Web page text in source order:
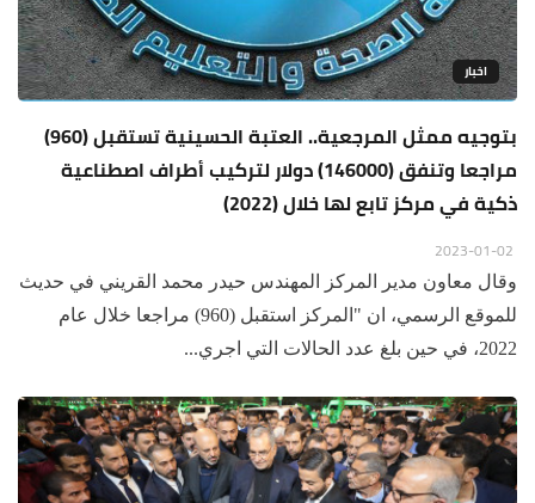
اخبار
بتوجيه ممثل المرجعية.. العتبة الحسينية تستقبل (960)
مراجعا وتنفق (146000) دولار لتركيب أطراف اصطناعية
ذكية في مركز تابع لها خلال (2022)
وقال معاون مدير المركز المهندس حيدر محمد القريني في حديث
للموقع الرسمي، ان "المركز استقبل (960) مراجعا خلال عام
2022، في حين بلغ عدد الحالات التي اجري...